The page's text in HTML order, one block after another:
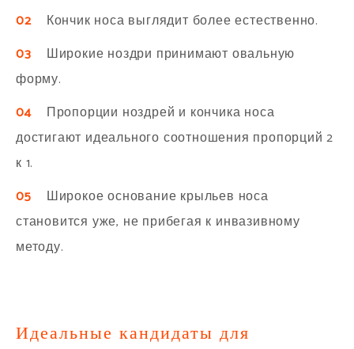
02Кончик носа выглядит более естественно.
03 Широкие ноздри принимают овальную
форму.
04Пропорции ноздрей и кончика носа
достигают идеального соотношения пропорций 2
к 1.
05 Широкое основание крыльев носа
становится уже, не прибегая к инвазивному
методу.
Идеальные кандидаты для